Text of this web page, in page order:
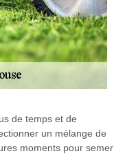
de temps et de
un mélange de
moments pour semer